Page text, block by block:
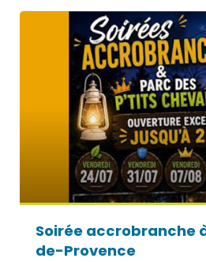
Soirée accrobranche
de-Provence